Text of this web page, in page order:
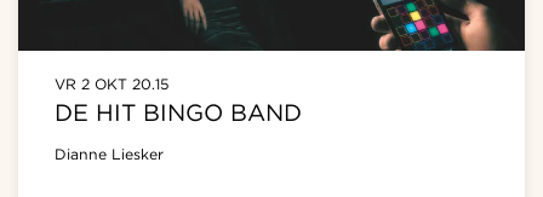
DE HIT BINGO BAND
Dianne Liesker
VR 2 OKT 20.15